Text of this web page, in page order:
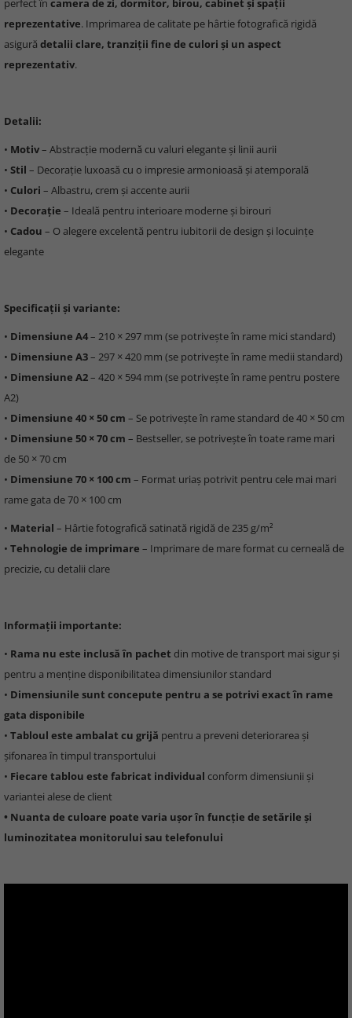
perfect în camera de zi, dormitor, birou, cabinet și spații
reprezentative. Imprimarea de calitate pe hârtie fotografică rigidă
asigură detalii clare, tranziții fine de culori și un aspect
reprezentativ.
Detalii:
• Motiv– Abstracție modernă cu valuri elegante și linii aurii
• Stil – Decorație luxoasă cu o impresie armonioasă și atemporală
• Culori – Albastru, crem și accente aurii
• Decorație – Ideală pentru interioare moderne și birouri
• Cadou – O alegere excelentă pentru iubitorii de design și locuințe
elegante
Specificații și variante:
• Dimensiune A4– 210 × 297 mm (se potrivește în rame mici standard)
• Dimensiune A3– 297 × 420 mm (se potrivește în rame medii standard)
• Dimensiune A2– 420 × 594 mm (se potrivește în rame pentru postere
A2)
• Dimensiune 40 × 50 cm – Se potrivește în rame standard de 40 × 50 cm
• Dimensiune 50 × 70 cm – Bestseller, se potrivește în toate rame mari
de 50 × 70 cm
• Dimensiune 70 × 100 cm – Format uriaș potrivit pentru cele mai mari
rame gata de 70 × 100 cm
• Material – Hârtie fotografică satinată rigidă de 235 g/m²
• Tehnologie de imprimare – Imprimare de mare format cu cerneală de
precizie, cu detalii clare
Informații importante:
• Rama nu este inclusă în pachet din motive de transport mai sigur și
pentru a menține disponibilitatea dimensiunilor standard
• Dimensiunile sunt concepute pentru a se potrivi exact în rame
gata disponibile
• Tabloul este ambalat cu grijă pentru a preveni deteriorarea și
șifonarea în timpul transportului
• Fiecare tablou este fabricat individual conform dimensiunii și
variantei alese de client
• Nuanta de culoare poate varia ușor în funcție de setările și
luminozitatea monitorului sau telefonului